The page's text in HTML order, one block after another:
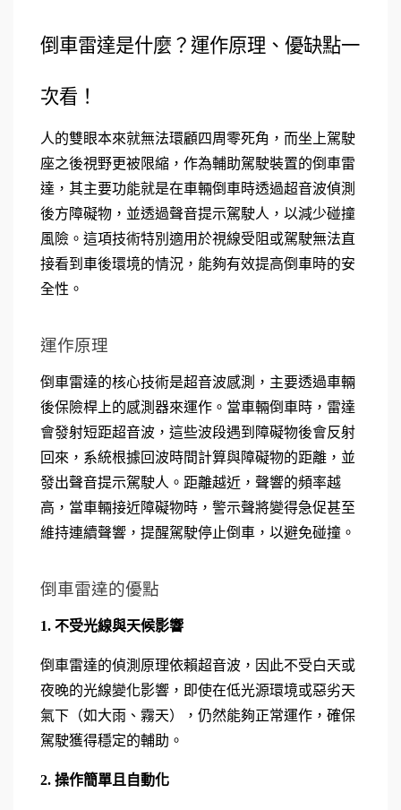
倒車雷達是什麼？運作原理、優缺點一
次看！
人的雙眼本來就無法環顧四周零死角，而坐上駕駛
座之後視野更被限縮，作為輔助駕駛裝置的倒車雷
達，其主要功能就是在車輛倒車時透過超音波偵測
後方障礙物，並透過聲音提示駕駛人，以減少碰撞
風險。這項技術特別適用於視線受阻或駕駛無法直
接看到車後環境的情況，能夠有效提高倒車時的安
全性。
運作原理
倒車雷達的核心技術是超音波感測，主要透過車輛
後保險桿上的感測器來運作。當車輛倒車時，雷達
會發射短距超音波，這些波段遇到障礙物後會反射
回來，系統根據回波時間計算與障礙物的距離，並
發出聲音提示駕駛人。距離越近，聲響的頻率越
高，當車輛接近障礙物時，警示聲將變得急促甚至
維持連續聲響，提醒駕駛停止倒車，以避免碰撞。
倒車雷達的優點
1. 不受光線與天候影響
倒車雷達的偵測原理依賴超音波，因此不受白天或
夜晚的光線變化影響，即使在低光源環境或惡劣天
氣下（如大雨、霧天），仍然能夠正常運作，確保
駕駛獲得穩定的輔助。
2. 操作簡單且自動化